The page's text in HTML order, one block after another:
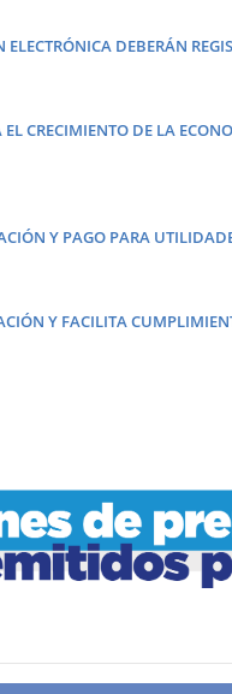
DEBERÁN
CRECIMIENTO DE LA
Y PAGO PARA
Y FACILITA
VENTAS CRECEN